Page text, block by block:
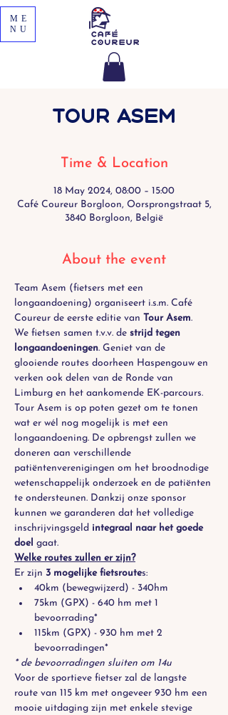
ME
NU
Tour Asem
Time & Location
18 May 2024, 08:00 – 15:00
Café Coureur Borgloon, Oorsprongstraat 5,
3840 Borgloon, België
About the event
Team Asem (fietsers met een
longaandoening) organiseert i.s.m. Café
Coureur de eerste editie van Tour Asem.
We fietsen samen t.v.v. de strijd tegen
longaandoeningen. Geniet van de
glooiende routes doorheen Haspengouw en
verken ook delen van de Ronde van
Limburg en het aankomende EK-parcours.
Tour Asem is op poten gezet om te tonen
wat er wél nog mogelijk is met een
longaandoening. De opbrengst zullen we
doneren aan verschillende
patiëntenverenigingen om het broodnodige
wetenschappelijk onderzoek en de patiënten
te ondersteunen. Dankzij onze sponsor
kunnen we garanderen dat het volledige
inschrijvingsgeld integraal naar het goede
doel gaat.
Welke routes zullen er zijn?
Er zijn 3 mogelijke fietsroutes:
40km (bewegwijzerd) - 340hm
75km (GPX) - 640 hm met 1
bevoorrading*
115km (GPX) - 930 hm met 2
bevoorradingen*
* de bevoorradingen sluiten om 14u
Voor de sportieve fietser zal de langste
route van 115 km met ongeveer 930 hm een
mooie uitdaging zijn met enkele stevige